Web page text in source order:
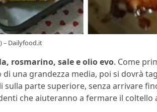
– Dailyfood.it
rosmarino, sale e olio evo. Come
una grandezza media, poi si dovrà
parte superiore, senza arrivare
che aiuteranno a fermare il coltello